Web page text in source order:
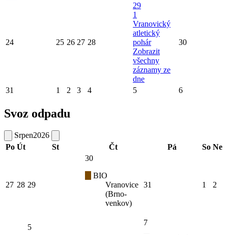
24 25 26 27 28
29
1
Vranovický
atletický
pohár
Zobrazit
všechny
záznamy ze
dne
30
31 1 2 3 4 5 6
Svoz odpadu
Srpen2026
Po Út St Čt Pá So Ne
27 28 29
30
BIO
Vranovice
(Brno-
venkov)
31 1 2
5
7